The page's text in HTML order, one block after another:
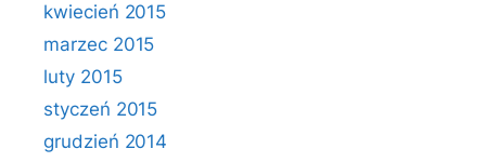
kwiecień 2015
marzec 2015
luty 2015
styczeń 2015
grudzień 2014